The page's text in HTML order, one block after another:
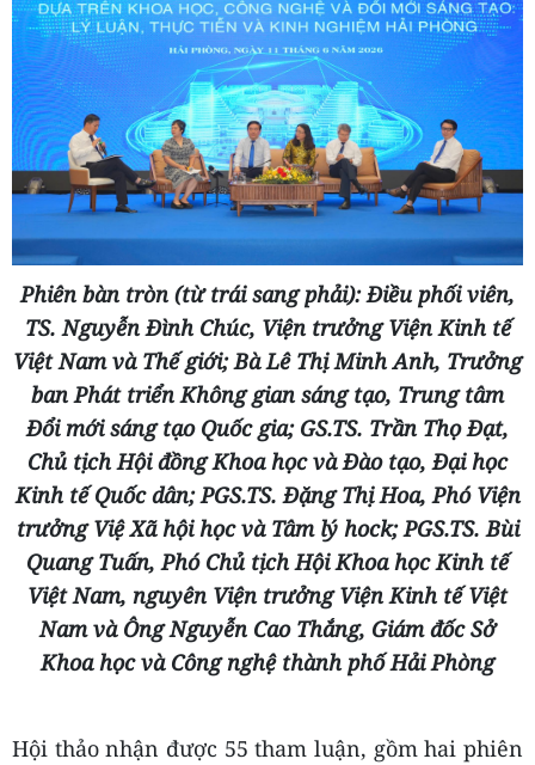
Phiên bàn tròn (từ trái sang phải): Điều phối viên,
TS. Nguyễn Đình Chúc, Viện trưởng Viện Kinh tế
Việt Nam và Thế giới; Bà Lê Thị Minh Anh, Trưởng
ban Phát triển Không gian sáng tạo, Trung tâm
Đổi mới sáng tạo Quốc gia; GS.TS. Trần Thọ Đạt,
Chủ tịch Hội đồng Khoa học và Đào tạo, Đại học
Kinh tế Quốc dân; PGS.TS. Đặng Thị Hoa, Phó Viện
trưởng Việ Xã hội học và Tâm lý hock; PGS.TS. Bùi
Quang Tuấn, Phó Chủ tịch Hội Khoa học Kinh tế
Việt Nam, nguyên Viện trưởng Viện Kinh tế Việt
Nam và Ông Nguyễn Cao Thắng, Giám đốc Sở
Khoa học và Công nghệ thành phố Hải Phòng
Hội thảo nhận được 55 tham luận, gồm hai phiên